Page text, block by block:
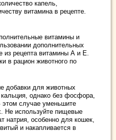
капель,
витамина в рецепте.
витамины и
дополнительных
из рецепта витамины А и Е.
в рацион животного по
добавки для животных
однако без фосфора,
этом случае уменьшите
Не используйте пищевые
натрия, особенно для кошек,
и накапливается в